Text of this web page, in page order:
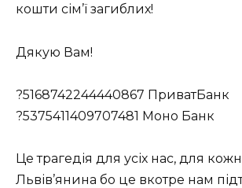
кошти сім’ї загиблих!
Дякую Вам!
?5168742244440867 ПриватБанк
?5375411409707481 Моно Банк
Це трагедія для усіх нас, для
Львів’янина бо це вкотре нам